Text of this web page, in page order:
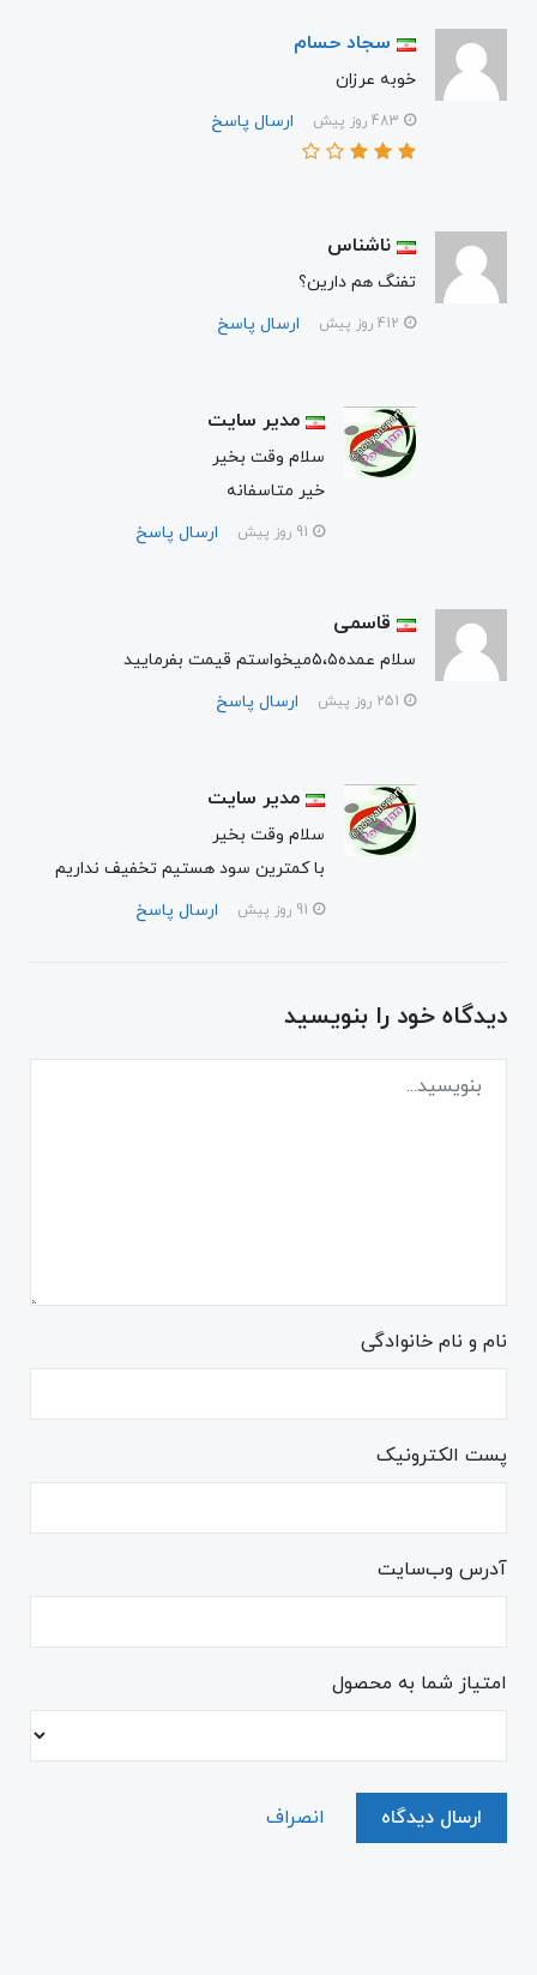
سجاد حسام
خوبه عرزان
ارسال پاسخ
ناشناس
تفنگ هم دارین؟
ارسال پاسخ
مدیر سایت
سلام وقت بخیر
خیر متاسفانه
ارسال پاسخ
قاسمی
سلام عمده۵،۵میخواستم قیمت بفرمایید
ارسال پاسخ
مدیر سایت
سلام وقت بخیر
با کمترین سود هستیم تخفیف نداریم
ارسال پاسخ
دیدگاه خود را بنویسید
نام و نام خانوادگی
پست الکترونیک
آدرس وب‌سایت
امتیاز شما به محصول
ارسال دیدگاه انصراف